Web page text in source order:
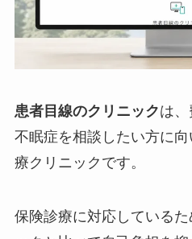
患者目線のクリニックは
不眠症を相談したい方に
療クリニックです。
保険診療に対応している